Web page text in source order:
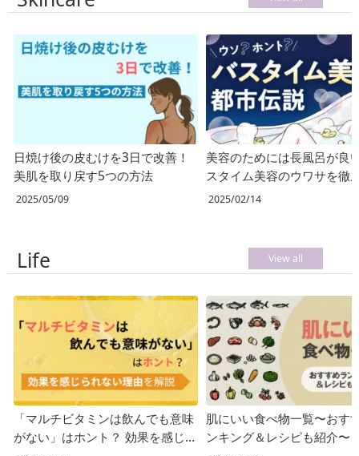
日焼け後の皮むけを3日で改善！
美肌を取り戻す5つの方法
2025/05/09
美容のためには長風呂が良
スタイム美容のウワサを徹
査！
2025/02/14
View all
Life
「マルチビタミンは飲んでも意味
がない」はホント？ 効果を感じ
肌にいい食べ物一覧〜おす
ンキング＆レシピも紹介〜